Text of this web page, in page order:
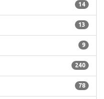
14
13
9
240
78